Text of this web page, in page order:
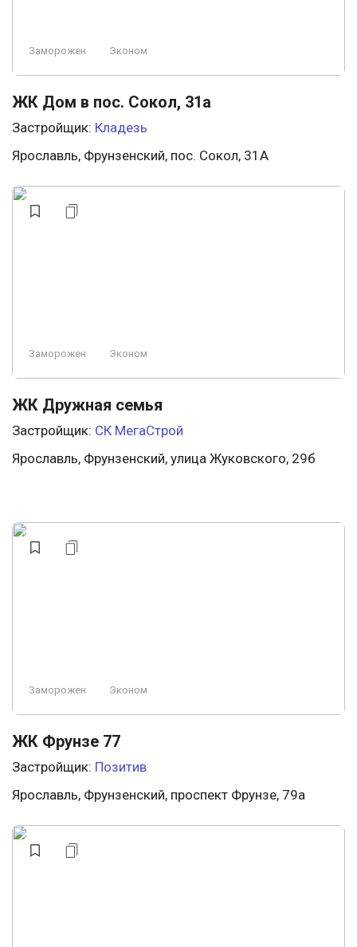
Заморожен Эконом
ЖК Дом в пос. Сокол, 31а
Застройщик: Кладезь
Ярославль, Фрунзенский, пос. Сокол, 31А
Заморожен Эконом
ЖК Дружная семья
Застройщик: СК МегаСтрой
Ярославль, Фрунзенский, улица Жуковского, 29б
Заморожен Эконом
ЖК Фрунзе 77
Застройщик: Позитив
Ярославль, Фрунзенский, проспект Фрунзе, 79а